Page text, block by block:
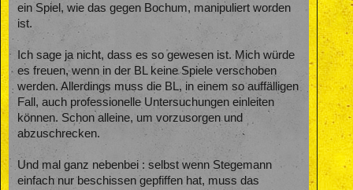
ein Spiel, wie das gegen Bochum, manipuliert worden
ist.
Ich sage ja nicht, dass es so gewesen ist. Mich würde
es freuen, wenn in der BL keine Spiele verschoben
werden. Allerdings muss die BL, in einem so auffälligen
Fall, auch professionelle Untersuchungen einleiten
können. Schon alleine, um vorzusorgen und
abzuschrecken.
Und mal ganz nebenbei : selbst wenn Stegemann
einfach nur beschissen gepfiffen hat, muss das